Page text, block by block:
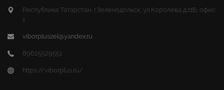
Республика Татарстан, г.Зеленодольск, ул.Королева д.11Б, офис
1
viborpluszel@yandex.ru
89625529551
https://viborplus.ru/